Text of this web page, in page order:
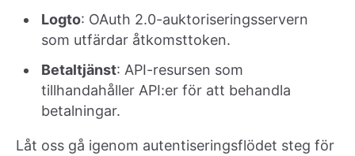
Logto: OAuth 2.0-auktoriseringsservern
som utfärdar åtkomsttoken.
Betaltjänst: API-resursen som
tillhandahåller API:er för att behandla
betalningar.
Låt oss gå igenom autentiseringsflödet steg för